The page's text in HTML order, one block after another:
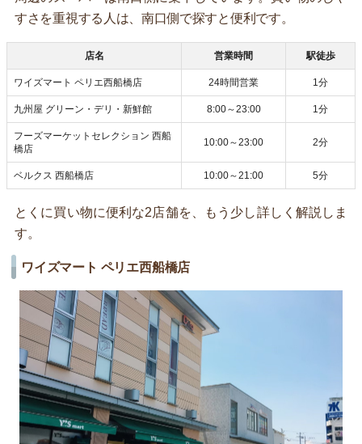
すさを重視する人は、南口側で探すと便利です。
店名 営業時間 駅徒歩
ワイズマート ペリエ西船橋店 24時間営業 1分
九州屋 グリーン・デリ・新鮮館 8:00～23:00 1分
フーズマーケットセレクション 西船
橋店
10:00～23:00 2分
ベルクス 西船橋店 10:00～21:00 5分
とくに買い物に便利な2店舗を、もう少し詳しく解説しま
す。
ワイズマート ペリエ西船橋店